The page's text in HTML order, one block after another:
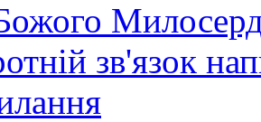
зв'язок